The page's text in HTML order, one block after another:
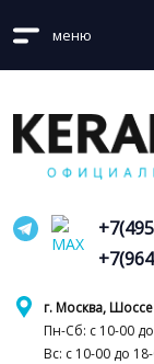
меню
г. Москва,
Пн-Сб: с 10-00
Вс: с 10-00 до